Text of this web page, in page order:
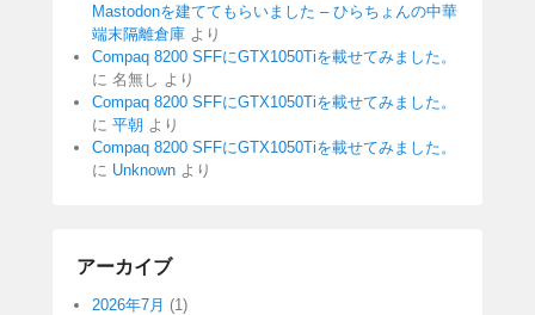
Mastodonを建ててもらいました – ひらちょんの中華
端末隔離倉庫 より
Compaq 8200 SFFにGTX1050Tiを載せてみました。
に 名無し より
Compaq 8200 SFFにGTX1050Tiを載せてみました。
に 平朝 より
Compaq 8200 SFFにGTX1050Tiを載せてみました。
に Unknown より
アーカイブ
2026年7月 (1)